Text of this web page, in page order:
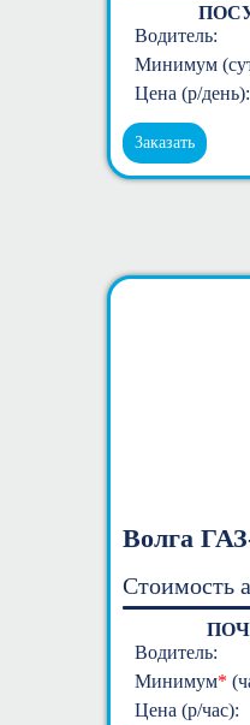
Водитель:
Минимум
Цена (р/день):
Заказать
Волга
Стоимость
Водитель:
Минимум*
Цена (р/час):